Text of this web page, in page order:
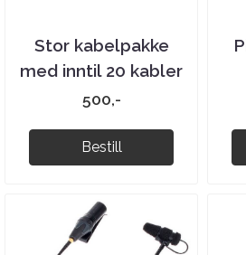
Stor kabelpakke
med inntil 20 kabler
500,-
Bestill